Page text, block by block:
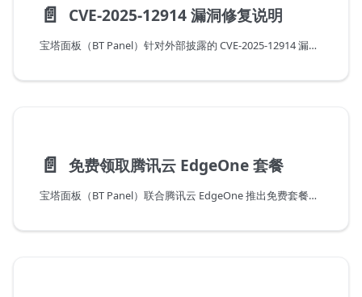
📄️ CVE-2025-12914 漏洞修复说明
宝塔面板（BT Panel）针对外部披露的 CVE-2025-12914 漏洞官方说明与修复公告，详述漏洞原理、影响范围、受影响版本、官方修复版本号以及推荐用户立即升级与自查的具体操作步骤。
📄️ 免费领取腾讯云 EdgeOne 套餐
宝塔面板（BT Panel）联合腾讯云 EdgeOne 推出免费套餐活动，为站点提供全球 CDN 加速、DDoS 防护与 Web 应用防火墙能力，可在面板内一键领取与接入。